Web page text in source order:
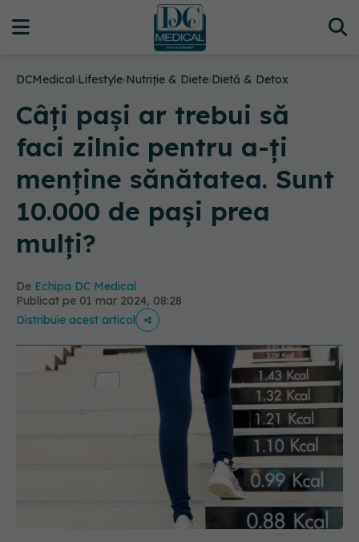
DCMedical›Lifestyle›Nutriție & Diete›Dietă & Detox
Câți pași ar trebui să
faci zilnic pentru a-ți
menține sănătatea. Sunt
10.000 de pași prea
mulți?
De Echipa DC Medical
Publicat pe 01 mar 2024, 08:28
Distribuie acest articol